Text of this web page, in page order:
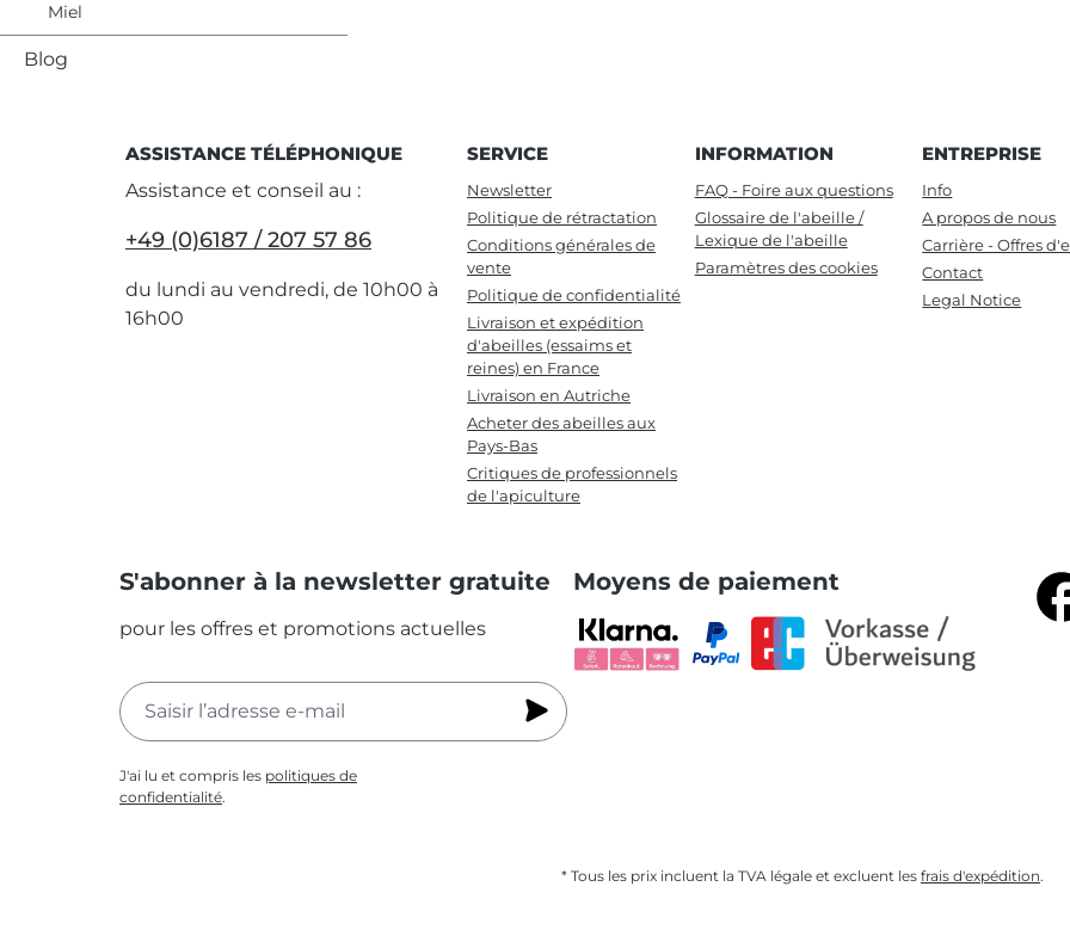
Miel
Blog
ASSISTANCE TÉLÉPHONIQUE
Assistance et conseil au :
+49 (0)6187 / 207 57 86
du lundi au vendredi, de 10h00 à
16h00
SERVICE
Newsletter
Politique de rétractation
Conditions générales de
vente
Politique de confidentialité
Livraison et expédition
d'abeilles (essaims et
reines) en France
Livraison en Autriche
Acheter des abeilles aux
Pays-Bas
Critiques de professionnels
de l'apiculture
INFORMATION
FAQ - Foire aux questions
Glossaire de l'abeille /
Lexique de l'abeille
Paramètres des cookies
ENTREPRISE
Info
A propos de nous
Carrière - Offres
Contact
Legal Notice
S'abonner à la newsletter gratuite
pour les offres et promotions actuelles
J'ai lu et compris les politiques de
confidentialité.
Moyens de paiement
* Tous les prix incluent la TVA légale et excluent les frais d'expédition.